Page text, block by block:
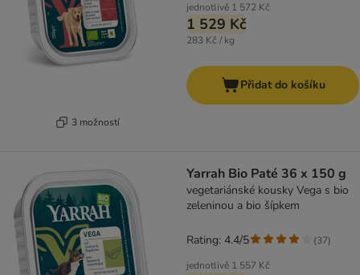
3 možností
jednotlivě 1 572 Kč
1 529 Kč
283 Kč / kg
Přidat do košíku
Yarrah Bio Paté 36 x 150 g
vegetariánské kousky Vega s bio
zeleninou a bio šípkem
jednotlivě 1 557 Kč
Rating: 4.4/5 (37)